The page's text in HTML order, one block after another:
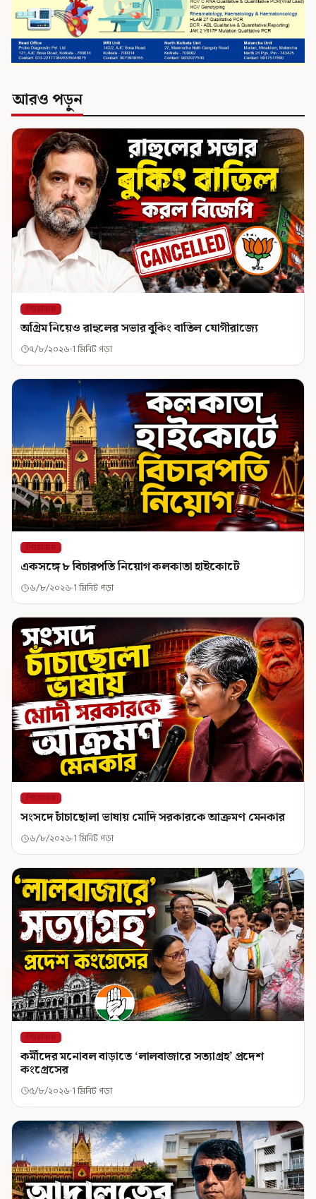
আরও পড়ুন
শিরোনাম
অগ্রিম নিয়েও রাহুলের সভার বুকিং বাতিল যোগীরাজ্যে
৭/৮/২০২৬ 1 মিনিট পড়া
শিরোনাম
একসঙ্গে ৮ বিচারপতি নিয়োগ কলকাতা হাইকোর্টে
৬/৮/২০২৬ 1 মিনিট পড়া
শিরোনাম
সংসদে চাঁচাছোলা ভাষায় মোদি সরকারকে আক্রমণ মেনকার
৬/৮/২০২৬ 1 মিনিট পড়া
শিরোনাম
কর্মীদের মনোবল বাড়াতে ‘লালবাজারে সত্যাগ্রহ’ প্রদেশ
কংগ্রেসের
৫/৮/২০২৬ 1 মিনিট পড়া